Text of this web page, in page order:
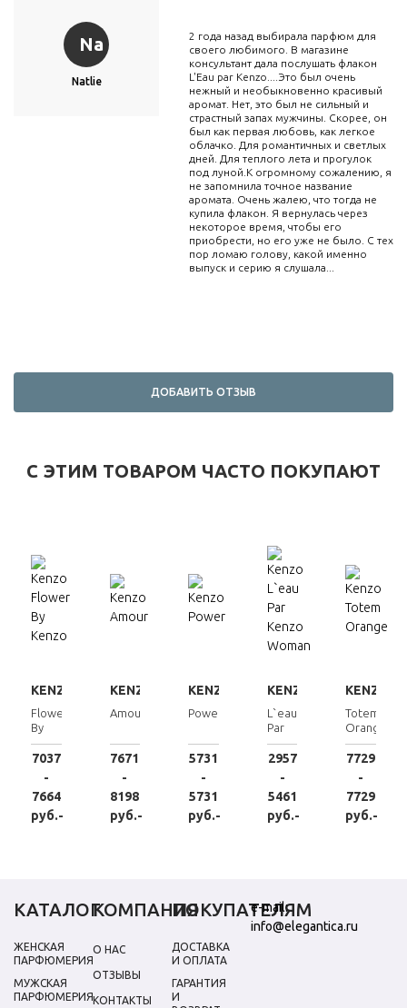
Na
Natlie
2 года назад выбирала парфюм для
своего любимого. В магазине
консультант дала послушать флакон
L'Eau par Kenzo....Это был очень
нежный и необыкновенно красивый
аромат. Нет, это был не сильный и
страстный запах мужчины. Скорее, он
был как первая любовь, как легкое
облачко. Для романтичных и светлых
дней. Для теплого лета и прогулок
под луной.К огромному сожалению, я
не запомнила точное название
аромата. Очень жалею, что тогда не
купила флакон. Я вернулась через
некоторое время, чтобы его
приобрести, но его уже не было. С тех
пор ломаю голову, какой именно
выпуск и серию я слушала...
ДОБАВИТЬ ОТЗЫВ
С ЭТИМ ТОВАРОМ ЧАСТО ПОКУПАЮТ
KENZO
Flower
By
Kenzo
7037
-
7664
руб.-
KENZO
Amour
7671
-
8198
руб.-
KENZO
Power
5731
-
5731
руб.-
KENZO
L`eau
Par
Kenzo
Woman
2957
-
5461
руб.-
KENZO
Totem
Orange
7729
-
7729
руб.-
КАТАЛОГ
ЖЕНСКАЯ
ПАРФЮМЕРИЯ
МУЖСКАЯ
ПАРФЮМЕРИЯ
КОМПАНИЯ
О НАС
ОТЗЫВЫ
КОНТАКТЫ
ПОКУПАТЕЛЯМ
ДОСТАВКА
И ОПЛАТА
ГАРАНТИЯ
И
e-mail:
info@elegantica.ru